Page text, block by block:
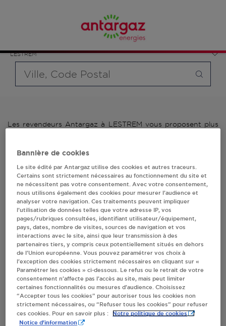
LESTREM
bouteille souhaité et le type de point de vente (revendeur /
distributeur automatique de bouteilles de gaz ou station GPL
carburant)
Les revendeurs Antargaz à LESTREM vous proposent plus
Antargaz à LESTREM, l'adresse, le numéro de téléphone de
votre stations GPL ou distributeurs de bouteilles de gaz.
1 revendeur(s) Antargaz
à LESTREM
Villes
RENAULT - TOTAL ACCESS EXCLU LESTREM
578 RTE DE BETHUNE
62136LESTREM
S'Y RENDRE
Bannière de cookies
Le site édité par Antargaz utilise des cookies et autres traceurs.
Certains sont strictement nécessaires au fonctionnement du site et
ne nécessitent pas votre consentement. Avec votre consentement,
nous utilisons également des cookies pour mesurer l’audience et
analyser votre navigation. Ces traitements peuvent impliquer
l’utilisation de données telles que votre adresse IP, vos
pages/rubriques consultées, identifiant utilisateur/équipement,
pays, dates, nombre de visites, sources de navigation et vos
interactions avec le site, ainsi que leur transmission à des
partenaires tiers, y compris ceux potentiellement situés en dehors
de l’Union européenne. Vous pouvez paramétrer vos choix à
l’exception des cookies strictement nécessaires en cliquant sur «
Paramétrer les cookies » ci-dessous. Le refus ou le retrait de votre
consentement n’affecte pas l’accès au site, mais peut limiter
certaines fonctionnalités ou mesures d’audience. Choisissez
“Accepter tous les cookies” pour autoriser tous les cookies non
strictement nécessaires, ou “Refuser tous les cookies” pour refuser
ces cookies. Pour en savoir plus :
Notre politique de cookies
Notice d'information